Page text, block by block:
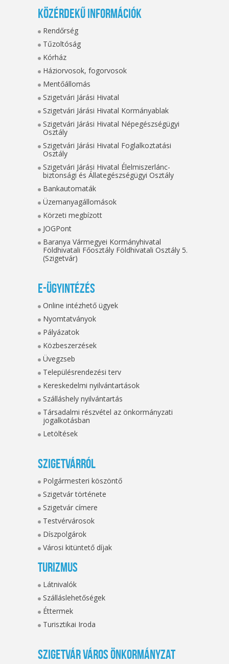
Közérdekű információk
Rendőrség
Tűzoltóság
Kórház
Háziorvosok, fogorvosok
Mentőállomás
Szigetvári Járási Hivatal
Szigetvári Járási Hivatal Kormányablak
Szigetvári Járási Hivatal Népegészségügyi
Osztály
Szigetvári Járási Hivatal Foglalkoztatási
Osztály
Szigetvári Járási Hivatal Élelmiszerlánc-
biztonsági és Állategészségügyi Osztály
Bankautomaták
Üzemanyagállomások
Körzeti megbízott
JOGPont
Baranya Vármegyei Kormányhivatal
Földhivatali Főosztály Földhivatali Osztály 5.
(Szigetvár)
E-ügyintézés
Online intézhető ügyek
Nyomtatványok
Pályázatok
Közbeszerzések
Üvegzseb
Településrendezési terv
Kereskedelmi nyilvántartások
Szálláshely nyilvántartás
Társadalmi részvétel az önkormányzati
jogalkotásban
Letöltések
Szigetvárról
Polgármesteri köszöntő
Szigetvár története
Szigetvár címere
Testvérvárosok
Díszpolgárok
Városi kitüntető díjak
Turizmus
Látnivalók
Szálláslehetőségek
Éttermek
Turisztikai Iroda
Szigetvár Város Önkormányzat